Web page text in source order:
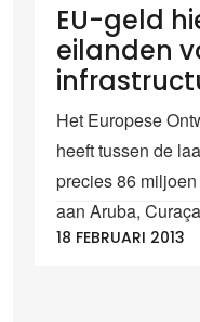
EU-geld
eilanden
Het Europese
heeft tussen de
precies 86
aan Aruba,
18 FEBRUARI 2013